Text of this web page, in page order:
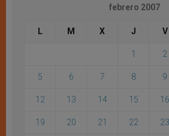
febrero 2007
L M X J V
1 2
5 6 7 8 9
12 13 14 15 16
19 20 21 22 23